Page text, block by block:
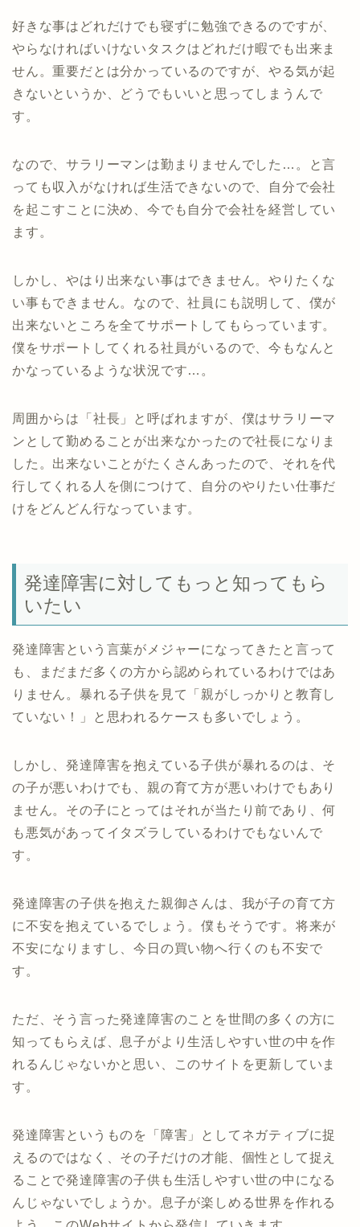
好きな事はどれだけでも寝ずに勉強できるのですが、
やらなければいけないタスクはどれだけ暇でも出来ま
せん。重要だとは分かっているのですが、やる気が起
きないというか、どうでもいいと思ってしまうんで
す。
なので、サラリーマンは勤まりませんでした…。と言
っても収入がなければ生活できないので、自分で会社
を起こすことに決め、今でも自分で会社を経営してい
ます。
しかし、やはり出来ない事はできません。やりたくな
い事もできません。なので、社員にも説明して、僕が
出来ないところを全てサポートしてもらっています。
僕をサポートしてくれる社員がいるので、今もなんと
かなっているような状況です…。
周囲からは「社長」と呼ばれますが、僕はサラリーマ
ンとして勤めることが出来なかったので社長になりま
した。出来ないことがたくさんあったので、それを代
行してくれる人を側につけて、自分のやりたい仕事だ
けをどんどん行なっています。
発達障害に対してもっと知ってもら
いたい
発達障害という言葉がメジャーになってきたと言って
も、まだまだ多くの方から認められているわけではあ
りません。暴れる子供を見て「親がしっかりと教育し
ていない！」と思われるケースも多いでしょう。
しかし、発達障害を抱えている子供が暴れるのは、そ
の子が悪いわけでも、親の育て方が悪いわけでもあり
ません。その子にとってはそれが当たり前であり、何
も悪気があってイタズラしているわけでもないんで
す。
発達障害の子供を抱えた親御さんは、我が子の育て方
に不安を抱えているでしょう。僕もそうです。将来が
不安になりますし、今日の買い物へ行くのも不安で
す。
ただ、そう言った発達障害のことを世間の多くの方に
知ってもらえば、息子がより生活しやすい世の中を作
れるんじゃないかと思い、このサイトを更新していま
す。
発達障害というものを「障害」としてネガティブに捉
えるのではなく、その子だけの才能、個性として捉え
ることで発達障害の子供も生活しやすい世の中になる
んじゃないでしょうか。息子が楽しめる世界を作れる